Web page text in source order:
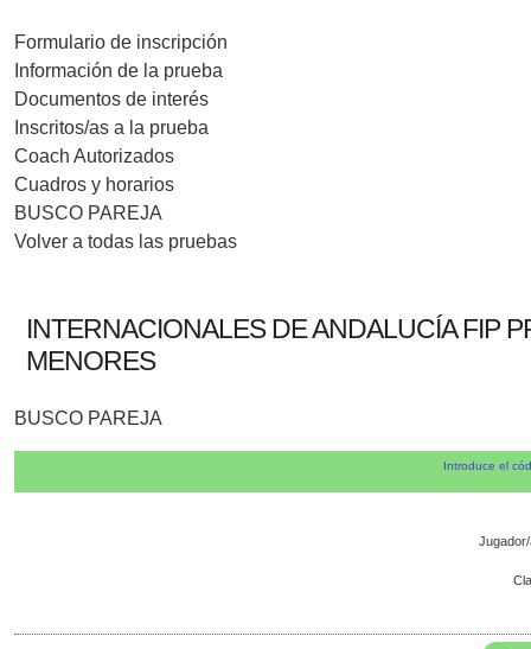
Formulario de inscripción
Información de la prueba
Documentos de interés
Inscritos/as a la prueba
Coach Autorizados
Cuadros y horarios
BUSCO PAREJA
Volver a todas las pruebas
INTERNACIONALES DE ANDALUCÍA FIP
MENORES
BUSCO PAREJA
Introduce el